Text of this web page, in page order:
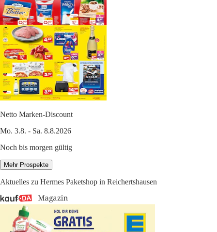
Netto Marken-Discount
Mo. 3.8. - Sa. 8.8.2026
Noch bis morgen gültig
Mehr Prospekte
Aktuelles zu Hermes Paketshop in Reichertshausen